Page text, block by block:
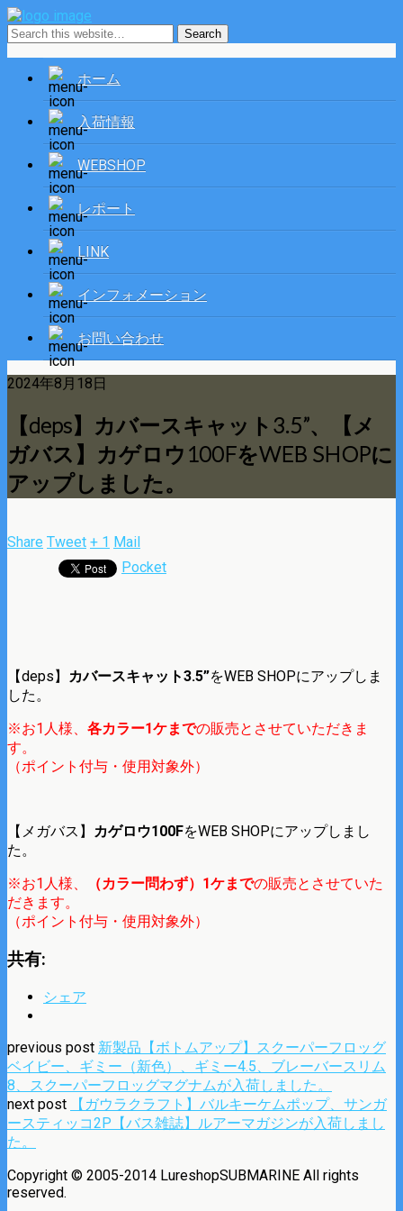
ホーム
入荷情報
WEBSHOP
レポート
LINK
インフォメーション
お問い合わせ
2024年8月18日
【deps】カバースキャット3.5”、【メ
ガバス】カゲロウ100FをWEB SHOPに
アップしました。
Share Tweet + 1 Mail
Pocket
【deps】 カバースキャット3.5”をWEB SHOPにアップしま
した。
※お1人様、 各カラー1ケまでの販売とさせていただきま
す。
（ポイント付与・使用対象外）
【メガバス】 カゲロウ100FをWEB SHOPにアップしまし
た。
※お1人様、
（カラー問わず）1ケまでの販売とさせていた
だきます。
（ポイント付与・使用対象外）
共有:
シェア
previous post 新製品【ボトムアップ】スクーパーフロッグ
ベイビー、ギミー（新色）、ギミー4.5、ブレーバースリム
8、スクーパーフロッグマグナムが入荷しました。
next post
【ガウラクラフト】バルキーケムポップ、サンガ
ースティッコ2P【バス雑誌】ルアーマガジンが入荷しまし
た。
Copyright © 2005-2014 LureshopSUBMARINE All rights
reserved.